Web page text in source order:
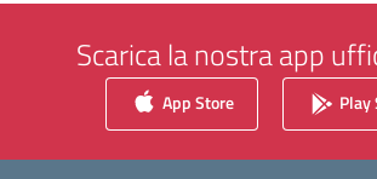
Scarica la nostra app
App Store Play